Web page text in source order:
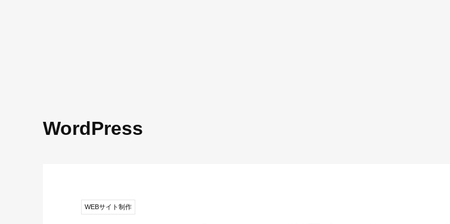
WordPress
WEBサイト制作